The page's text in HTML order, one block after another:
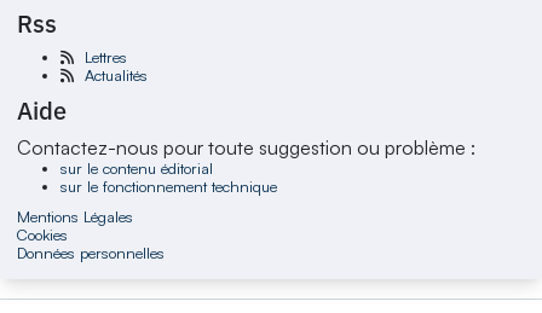
Rss
Lettres
Actualités
Aide
Contactez-nous pour toute suggestion ou problème :
sur le contenu éditorial
sur le fonctionnement technique
Mentions Légales
Cookies
Données personnelles